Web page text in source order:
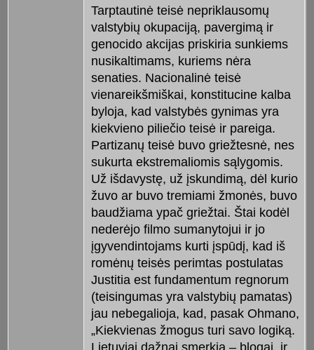
Tarptautinė teisė nepriklausomų
valstybių okupaciją, pavergimą ir
genocido akcijas priskiria sunkiems
nusikaltimams, kuriems nėra
senaties. Nacionalinė teisė
vienareikšmiškai, konstitucine kalba
byloja, kad valstybės gynimas yra
kiekvieno piliečio teisė ir pareiga.
Partizanų teisė buvo griežtesnė, nes
sukurta ekstremaliomis sąlygomis.
Už išdavystę, už įskundimą, dėl kurio
žuvo ar buvo tremiami žmonės, buvo
baudžiama ypač griežtai. Štai kodėl
nederėjo filmo sumanytojui ir jo
įgyvendintojams kurti įspūdį, kad iš
romėnų teisės perimtas postulatas
Justitia est fundamentum regnorum
(teisingumas yra valstybių pamatas)
jau nebegalioja, kad, pasak Ohmano,
„Kiekvienas žmogus turi savo logiką.
Lietuviai dažnai smerkia – blogai, ir